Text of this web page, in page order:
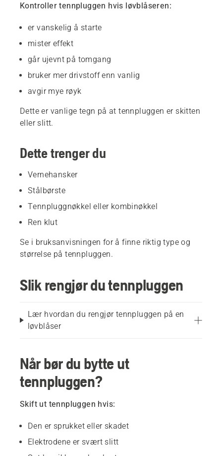
Kontroller tennpluggen hvis løvblåseren:
er vanskelig å starte
mister effekt
går ujevnt på tomgang
bruker mer drivstoff enn vanlig
avgir mye røyk
Dette er vanlige tegn på at tennpluggen er skitten
eller slitt.
Dette trenger du
Vernehansker
Stålbørste
Tennpluggnøkkel eller kombinøkkel
Ren klut
Se i bruksanvisningen for å finne riktig type og
størrelse på tennpluggen.
Slik rengjør du tennpluggen
Lær hvordan du rengjør tennpluggen på en
løvblåser
Når bør du bytte ut
tennpluggen?
Skift ut tennpluggen hvis:
Den er sprukket eller skadet
Elektrodene er svært slitt